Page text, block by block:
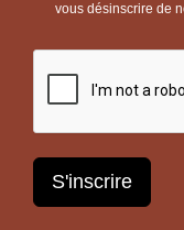
vous désinscrire de
S'inscrire